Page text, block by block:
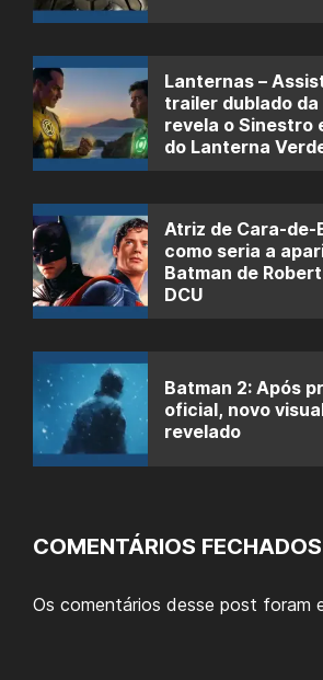
Lanternas –
trailer dublado
revela o Sinestro
do Lanterna
Atriz de Cara-de-
como seria a
Batman de
DCU
Batman 2: Após
oficial, novo
revelado
COMENTÁRIOS FECHADOS
Os comentários desse post foram